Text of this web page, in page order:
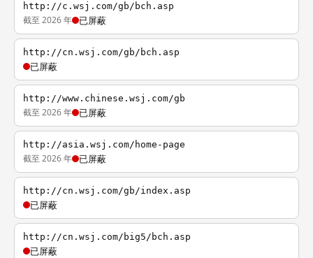
http://c.wsj.com/gb/bch.asp
截至 2026 年 已屏蔽
http://cn.wsj.com/gb/bch.asp
已屏蔽
http://www.chinese.wsj.com/gb
截至 2026 年 已屏蔽
http://asia.wsj.com/home-page
截至 2026 年 已屏蔽
http://cn.wsj.com/gb/index.asp
已屏蔽
http://cn.wsj.com/big5/bch.asp
已屏蔽